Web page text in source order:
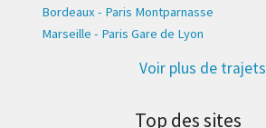
Bordeaux - Paris Montparnasse
Marseille - Paris Gare de Lyon
Voir plus de trajets
Top des sites